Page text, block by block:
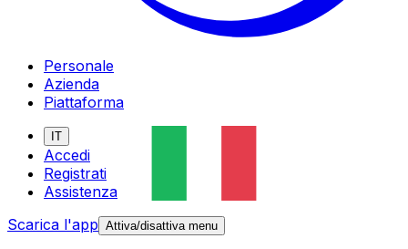
Personale
Azienda
Piattaforma
IT
Accedi
Registrati
Assistenza
Scarica l'app Attiva/disattiva menu